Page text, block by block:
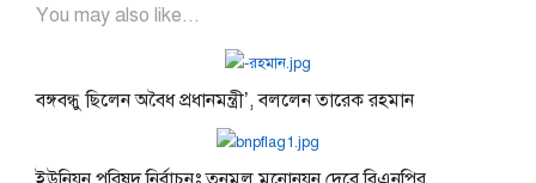
You may also like...
বঙ্গবন্ধু ছিলেন অবৈধ প্রধানমন্ত্রী’, বললেন তারেক রহমান